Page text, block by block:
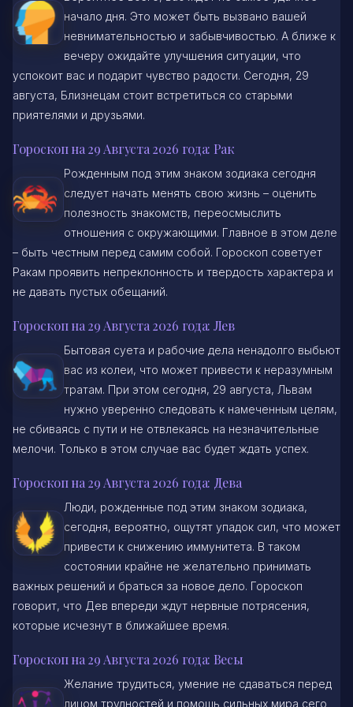
начало дня. Это может быть вызвано вашей
невнимательностью и забывчивостью. А ближе к
вечеру ожидайте улучшения ситуации, что
успокоит вас и подарит чувство радости. Сегодня, 29
августа, Близнецам стоит встретиться со старыми
приятелями и друзьями.
Гороскоп на 29 Августа 2026 года: Рак
Рожденным под этим знаком зодиака сегодня
следует начать менять свою жизнь – оценить
полезность знакомств, переосмыслить
отношения с окружающими. Главное в этом деле
– быть честным перед самим собой. Гороскоп советует
Ракам проявить непреклонность и твердость характера и
не давать пустых обещаний.
Гороскоп на 29 Августа 2026 года: Лев
Бытовая суета и рабочие дела ненадолго выбьют
вас из колеи, что может привести к неразумным
тратам. При этом сегодня, 29 августа, Львам
нужно уверенно следовать к намеченным целям,
не сбиваясь с пути и не отвлекаясь на незначительные
мелочи. Только в этом случае вас будет ждать успех.
Гороскоп на 29 Августа 2026 года: Дева
Люди, рожденные под этим знаком зодиака,
сегодня, вероятно, ощутят упадок сил, что может
привести к снижению иммунитета. В таком
состоянии крайне не желательно принимать
важных решений и браться за новое дело. Гороскоп
говорит, что Дев впереди ждут нервные потрясения,
которые исчезнут в ближайшее время.
Гороскоп на 29 Августа 2026 года: Весы
Желание трудиться, умение не сдаваться перед
лицом трудностей и помощь сильных мира сего